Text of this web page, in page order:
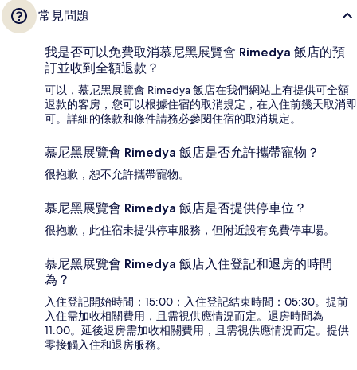
常見問題
我是否可以免費取消慕尼黑展覽會 Rimedya 飯店的預
訂並收到全額退款？
可以，慕尼黑展覽會 Rimedya 飯店在我們網站上有提供可全額
退款的客房，您可以根據住宿的取消規定，在入住前幾天取消即
可。詳細的條款和條件請務必參閱住宿的取消規定。
慕尼黑展覽會 Rimedya 飯店是否允許攜帶寵物？
很抱歉，恕不允許攜帶寵物。
慕尼黑展覽會 Rimedya 飯店是否提供停車位？
很抱歉，此住宿未提供停車服務，但附近設有免費停車場。
慕尼黑展覽會 Rimedya 飯店入住登記和退房的時間
為？
入住登記開始時間：15:00；入住登記結束時間：05:30。提前
入住需加收相關費用，且需視供應情況而定。退房時間為
11:00。延後退房需加收相關費用，且需視供應情況而定。提供
零接觸入住和退房服務。